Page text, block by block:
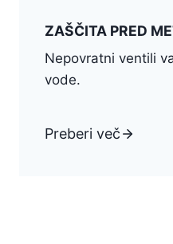
ZAŠČITA PRED
Nepovratni ventili
vode.
Preberi več